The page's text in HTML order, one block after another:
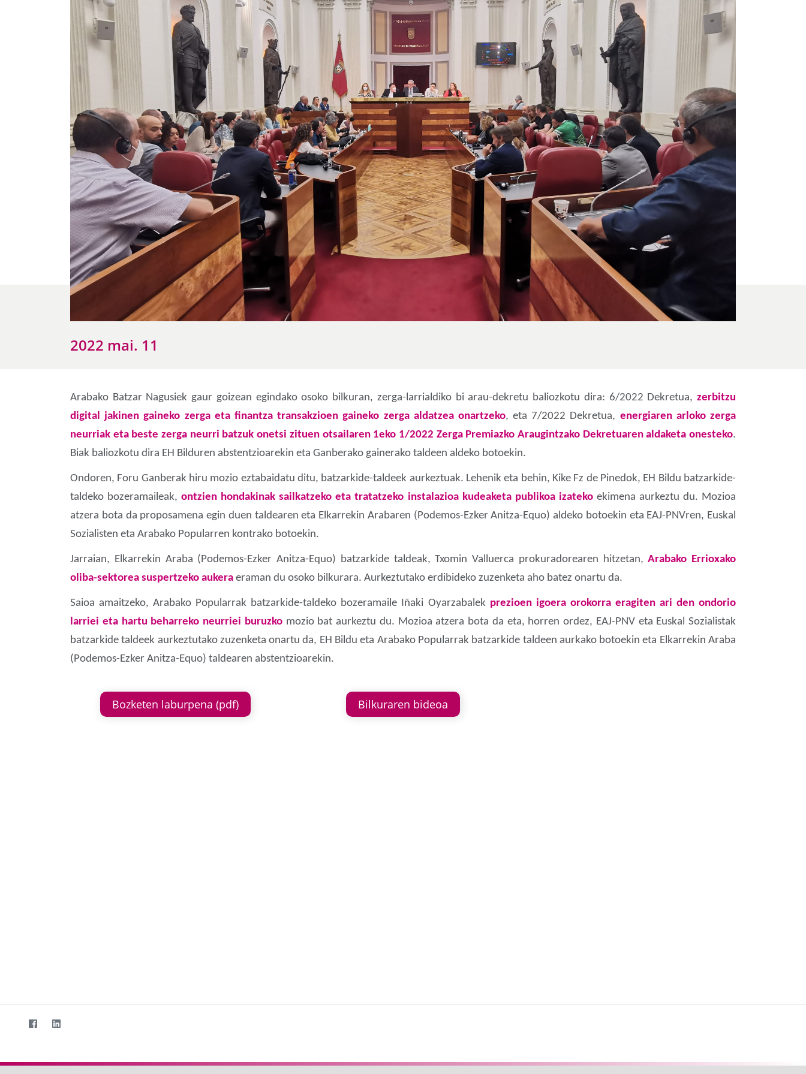
2022 mai. 11
Arabako Batzar Nagusiek gaur goizean egindako osoko bilkuran, zerga-larrialdiko bi arau-dekretu baliozkotu dira: 6/2022 Dekretua, zerbitzu
digital jakinen gaineko zerga eta finantza transakzioen gaineko zerga aldatzea onartzeko, eta 7/2022 Dekretua, energiaren arloko zerga
neurriak eta beste zerga neurri batzuk onetsi zituen otsailaren 1eko 1/2022 Zerga Premiazko Araugintzako Dekretuaren aldaketa onesteko.
Biak baliozkotu dira EH Bilduren abstentzioarekin eta Ganberako gainerako taldeen aldeko botoekin.
Ondoren, Foru Ganberak hiru mozio eztabaidatu ditu, batzarkide-taldeek aurkeztuak. Lehenik eta behin, Kike Fz de Pinedok, EH Bildu batzarkide-
taldeko bozeramaileak,ontzien hondakinak sailkatzeko eta tratatzeko instalazioa kudeaketa publikoa izatekoekimena aurkeztu du. Mozioa
atzera bota da proposamena egin duen taldearen eta Elkarrekin Arabaren (Podemos-Ezker Anitza-Equo) aldeko botoekin eta EAJ-PNVren, Euskal
Sozialisten eta Arabako Popularren kontrako botoekin.
Jarraian, Elkarrekin Araba (Podemos-Ezker Anitza-Equo) batzarkide taldeak, Txomin Valluerca prokuradorearen hitzetan,Arabako Errioxako
oliba-sektorea suspertzeko aukera eraman du osoko bilkurara. Aurkeztutako erdibideko zuzenketa aho batez onartu da.
Saioa amaitzeko, Arabako Popularrak batzarkide-taldeko bozeramaile Iñaki Oyarzabalek prezioen igoera orokorra eragiten ari den ondorio
larriei eta hartu beharreko neurriei buruzko mozio bat aurkeztu du. Mozioa atzera bota da eta, horren ordez, EAJ-PNV eta Euskal Sozialistak
batzarkide taldeek aurkeztutako zuzenketa onartu da, EH Bildu eta Arabako Popularrak batzarkide taldeen aurkako botoekin eta Elkarrekin Araba
(Podemos-Ezker Anitza-Equo) taldearen abstentzioarekin.
Bozketen laburpena (pdf) Bilkuraren bideoa